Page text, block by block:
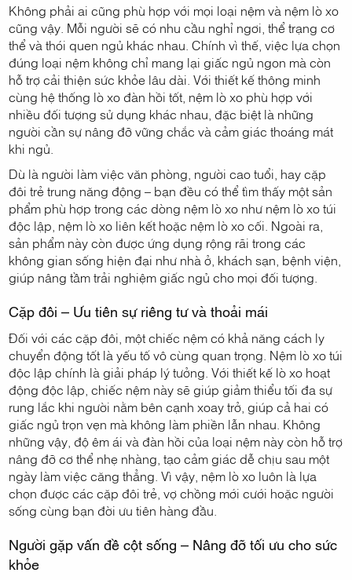
Không phải ai cũng phù hợp với mọi loại nệm và nệm lò xo
cũng vậy. Mỗi người sẽ có nhu cầu nghỉ ngơi, thể trạng cơ
thể và thói quen ngủ khác nhau. Chính vì thế, việc lựa chọn
đúng loại nệm không chỉ mang lại giấc ngủ ngon mà còn
hỗ trợ cải thiện sức khỏe lâu dài. Với thiết kế thông minh
cùng hệ thống lò xo đàn hồi tốt, nệm lò xo phù hợp với
nhiều đối tượng sử dụng khác nhau, đặc biệt là những
người cần sự nâng đỡ vững chắc và cảm giác thoáng mát
khi ngủ.
Dù là người làm việc văn phòng, người cao tuổi, hay cặp
đôi trẻ trung năng động – bạn đều có thể tìm thấy một sản
phẩm phù hợp trong các dòng nệm lò xo như nệm lò xo túi
độc lập, nệm lò xo liên kết hoặc nệm lò xo cối. Ngoài ra,
sản phẩm này còn được ứng dụng rộng rãi trong các
không gian sống hiện đại như nhà ở, khách sạn, bệnh viện,
giúp nâng tầm trải nghiệm giấc ngủ cho mọi đối tượng.
Cặp đôi – Ưu tiên sự riêng tư và thoải mái
Đối với các cặp đôi, một chiếc nệm có khả năng cách ly
chuyển động tốt là yếu tố vô cùng quan trọng. Nệm lò xo túi
độc lập chính là giải pháp lý tưởng. Với thiết kế lò xo hoạt
động độc lập, chiếc nệm này sẽ giúp giảm thiểu tối đa sự
rung lắc khi người nằm bên cạnh xoay trở, giúp cả hai có
giấc ngủ trọn vẹn mà không làm phiền lẫn nhau. Không
những vậy, độ êm ái và đàn hồi của loại nệm này còn hỗ trợ
nâng đỡ cơ thể nhẹ nhàng, tạo cảm giác dễ chịu sau một
ngày làm việc căng thẳng. Vì vậy, nệm lò xo luôn là lựa
chọn được các cặp đôi trẻ, vợ chồng mới cưới hoặc người
sống cùng bạn đời ưu tiên hàng đầu.
Người gặp vấn đề cột sống – Nâng đỡ tối ưu cho sức
khỏe